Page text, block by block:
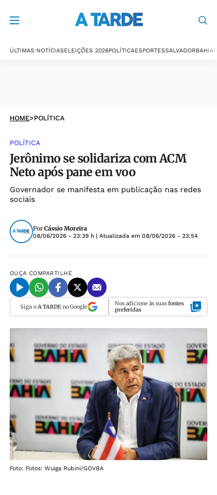
ÚLTIMAS NOTÍCIASELEIÇÕES 2026POLÍTICAESPORTESSALVADORBAHIA
HOME>POLÍTICA
POLÍTICA
Jerônimo se solidariza com ACM
Neto após pane em voo
Governador se manifesta em publicação nas redes
sociais
Por Cássio Moreira
08/06/2026 - 23:39 h | Atualizada em 08/06/2026 - 23:54
OUÇA COMPARTILHE
Siga o A TARDEno Google Nos adicione às suas fontes
preferidas
Foto: Fotos: Wuiga Rubini/GOVBA